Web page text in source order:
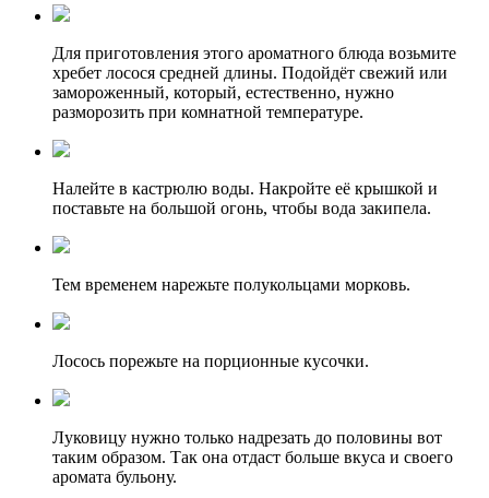
Для приготовления этого ароматного блюда возьмите
хребет лосося средней длины. Подойдёт свежий или
замороженный, который, естественно, нужно
разморозить при комнатной температуре.
Налейте в кастрюлю воды. Накройте её крышкой и
поставьте на большой огонь, чтобы вода закипела.
Тем временем нарежьте полукольцами морковь.
Лосось порежьте на порционные кусочки.
Луковицу нужно только надрезать до половины вот
таким образом. Так она отдаст больше вкуса и своего
аромата бульону.